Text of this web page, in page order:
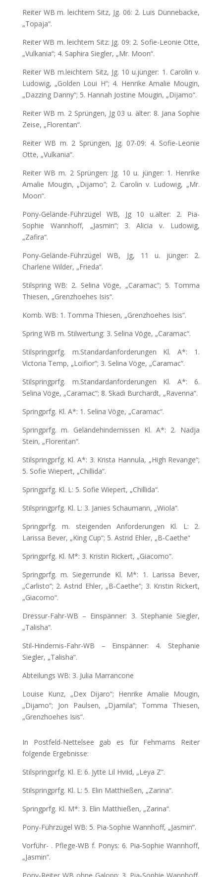
Reiter WB m. leichtem Sitz, Jg. 06: 2. Luis Dünnebacke,
„Topaja“.
Reiter WB m. leichtem Sitz: Jg. 09: 2. Sofie-Leonie Otte,
„Vulkania“; 4. Saphira Siegler, „Mr. Moon“.
Reiter WB m.leichtem Sitz, Jg. 10 u.jünger: 1. Carolin v.
Ludowig, „Golden Loui H“; 4. Henrike Amalie Mougin,
„Dazzing Danny“; 5. Hannah Jostine Mougin, „Dijamo“.
Reiter WB m. 2 Sprüngen, Jg 03 u. älter: 8. Jana Sophie
Zeise, „Florentan“.
Reiter WB m. 2 Sprüngen, Jg. 07-09: 4. Sofie-Leonie
Otte, „Vulkania“.
Reiter WB m. 2 Sprüngen: Jg. 10 u. jünger: 1. Henrike
Amalie Mougin, „Dijamo“; 2. Carolin v. Ludowig, „Mr.
Moon“.
Pony-Gelände-Führzügel WB, Jg 10 u.älter: 2. Pia-
Sophie Wannhoff, „Jasmin“; 3. Alicia v. Ludowig,
„Zafira“.
Pony-Gelände-Führzügel WB, Jg, 11 u. jünger: 2.
Charlene Wilder, „Frieda“.
Stilspring WB: 2. Selina Vöge, „Caramac“; 5. Tomma
Thiesen, „Grenzhoehes Isis“.
Komb. WB: 1. Tomma Thiesen, „Grenzhoehes Isis“.
Spring WB m. Stilwertung: 3. Selina Vöge, „Caramac“.
Stilspringprfg. m.Standardanforderungen Kl. A*: 1.
Victoria Temp, „Loifior“; 3. Selina Vöge, „Caramac“.
Stilspringprfg. m.Standardanforderungen Kl. A*: 6.
Selina Vöge, „Caramac“; 8. Skadi Burchardt, „Ravenna“.
Springprfg. Kl. A*: 1. Selina Vöge, „Caramac“.
Springprfg. m. Geländehindernissen Kl. A*: 2. Nadja
Stein, „Florentan“.
Stilspringprfg. Kl. A*: 3. Krista Hannula, „High Revange“;
5. Sofie Wiepert, „Chillida“.
Springprfg. Kl. L: 5. Sofie Wiepert, „Chillida“.
Stilspringprfg. Kl. L: 3. Janies Schaumann, „Wiola“.
Springprfg. m. steigenden Anforderungen Kl. L: 2.
Larissa Bever, „King Cup“; 5. Astrid Ehler, „B-Caethe“
Springprfg. Kl. M*: 3. Kristin Rickert, „Giacomo“.
Springprfg. m. Siegerrunde Kl. M*: 1. Larissa Bever,
„Carlisto“; 2. Astrid Ehler, „B-Caethe“; 3. Kristin Rickert,
„Giacomo“.
Dressur-Fahr-WB – Einspänner: 3. Stephanie Siegler,
„Talisha“.
Stil-Hindernis-Fahr-WB – Einspänner: 4. Stephanie
Siegler, „Talisha“.
Abteilungs WB: 3. Julia Marrancone
Louise Kunz, „Dex Dijaro“; Henrike Amalie Mougin,
„Dijamo“; Jon Paulsen, „Djamila“; Tomma Thiesen,
„Grenzhoehes Isis“.
In Postfeld-Nettelsee gab es für Fehmarns Reiter
folgende Ergebnisse:
Stilspringprfg. Kl. E: 6. Jytte Lil Hviid, „Leya Z“.
Stilspringprfg. Kl. L: 5. Elin Matthießen, „Zarina“.
Springprfg. Kl. M*: 3. Elin Matthießen, „Zarina“.
Pony-Führzügel WB: 5. Pia-Sophie Wannhoff, „Jasmin“.
Vorführ- . Pflege-WB f. Ponys: 6. Pia-Sophie Wannhoff,
„Jasmin“.